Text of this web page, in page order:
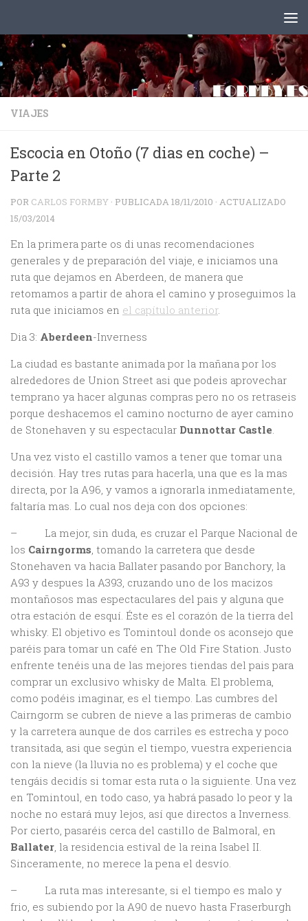
VIAJES
Escocia en Otoño (7 dias en coche) –
Parte 2
POR CARLOS FORMBY · PUBLICADA 18/11/2010 · ACTUALIZADO
15/03/2014
En la primera parte os di unas recomendaciones
generales y de preparación del viaje, e iniciamos una
ruta que dejamos en Aberdeen, de manera que
retomamos a partir de ahora el camino y proseguimos la
ruta que iniciamos en el capítulo anterior.
Dia 3: Aberdeen-Inverness
La ciudad es bastante animada por la mañana por los
alrededores de Union Street asi que podeis aprovechar
temprano ya hacer algunas compras pero no os retraseis
porque deshacemos el camino nocturno de ayer camino
de Stonehaven y su espectacular Dunnottar Castle.
Una vez visto el castillo vamos a tener que tomar una
decisión. Hay tres rutas para hacerla, una que es la mas
directa, por la A96, y vamos a ignorarla inmediatamente,
faltaría mas. Lo cual nos deja con dos opciones:
– La mejor, sin duda, es cruzar el Parque Nacional de
los Cairngorms, tomando la carretera que desde
Stonehaven va hacia Ballater pasando por Banchory, la
A93 y despues la A393, cruzando uno de los macizos
montañosos mas espectaculares del pais y alguna que
otra estación de esquí. Éste es el corazón de la tierra del
whisky. El objetivo es Tomintoul donde os aconsejo que
paréis para tomar un café en The Old Fire Station. Justo
enfrente tenéis una de las mejores tiendas del pais para
comprar un exclusivo whisky de Malta. El problema,
como podéis imaginar, es el tiempo. Las cumbres del
Cairngorm se cubren de nieve a las primeras de cambio
y la carretera aunque de dos carriles es estrecha y poco
transitada, asi que según el tiempo, vuestra experiencia
con la nieve (la lluvia no es problema) y el coche que
tengáis decidís si tomar esta ruta o la siguiente. Una vez
en Tomintoul, en todo caso, ya habrá pasado lo peor y la
noche no estará muy lejos, así que directos a Inverness.
Por cierto, pasaréis cerca del castillo de Balmoral, en
Ballater, la residencia estival de la reina Isabel II.
Sinceramente, no merece la pena el desvío.
– La ruta mas interesante, si el tiempo es malo y
frio, es subiendo por la A90 de nuevo hasta Fraserburgh